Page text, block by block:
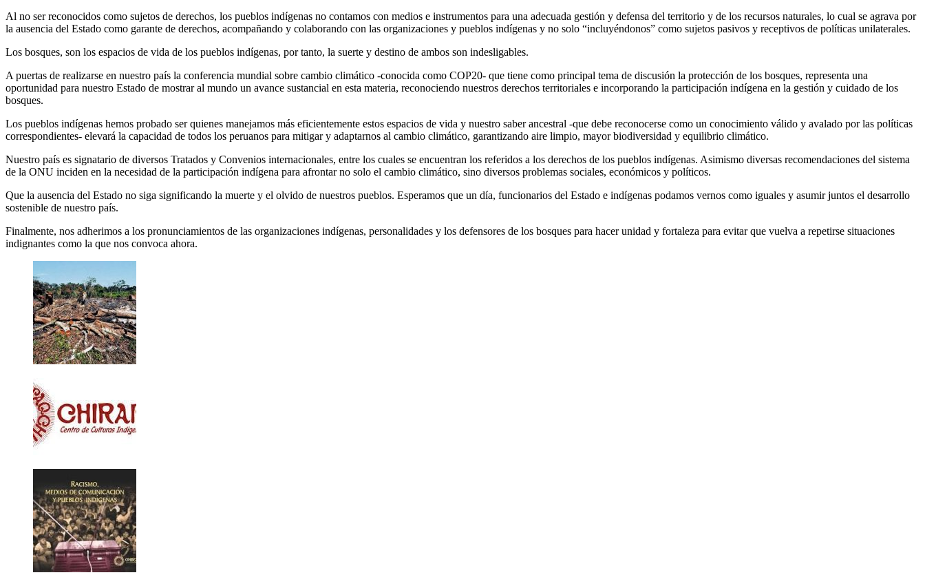
Al no ser reconocidos como sujetos de derechos, los pueblos indígenas no contamos con medios e instrumentos para una adecuada gestión y defensa del territorio y de los recursos naturales, lo cual se agrava por
la ausencia del Estado como garante de derechos, acompañando y colaborando con las organizaciones y pueblos indígenas y no solo “incluyéndonos” como sujetos pasivos y receptivos de políticas unilaterales.
Los bosques, son los espacios de vida de los pueblos indígenas, por tanto, la suerte y destino de ambos son indesligables.
A puertas de realizarse en nuestro país la conferencia mundial sobre cambio climático -conocida como COP20- que tiene como principal tema de discusión la protección de los bosques, representa una
oportunidad para nuestro Estado de mostrar al mundo un avance sustancial en esta materia, reconociendo nuestros derechos territoriales e incorporando la participación indígena en la gestión y cuidado de los
bosques.
Los pueblos indígenas hemos probado ser quienes manejamos más eficientemente estos espacios de vida y nuestro saber ancestral -que debe reconocerse como un conocimiento válido y avalado por las políticas
correspondientes- elevará la capacidad de todos los peruanos para mitigar y adaptarnos al cambio climático, garantizando aire limpio, mayor biodiversidad y equilibrio climático.
Nuestro país es signatario de diversos Tratados y Convenios internacionales, entre los cuales se encuentran los referidos a los derechos de los pueblos indígenas. Asimismo diversas recomendaciones del sistema
de la ONU inciden en la necesidad de la participación indígena para afrontar no solo el cambio climático, sino diversos problemas sociales, económicos y políticos.
Que la ausencia del Estado no siga significando la muerte y el olvido de nuestros pueblos. Esperamos que un día, funcionarios del Estado e indígenas podamos vernos como iguales y asumir juntos el desarrollo
sostenible de nuestro país.
Finalmente, nos adherimos a los pronunciamientos de las organizaciones indígenas, personalidades y los defensores de los bosques para hacer unidad y fortaleza para evitar que vuelva a repetirse situaciones
indignantes como la que nos convoca ahora.